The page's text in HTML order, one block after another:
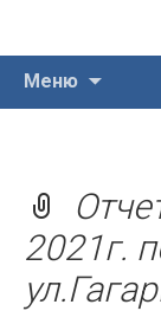
Меню
2021г.